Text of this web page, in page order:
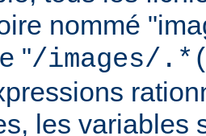
nommé
"/images/
les variables